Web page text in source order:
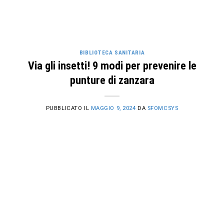
BIBLIOTECA SANITARIA
Via gli insetti! 9 modi per prevenire le
punture di zanzara
PUBBLICATO IL MAGGIO 9, 2024 DA SFOMCSYS